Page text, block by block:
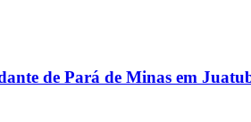
de Pará de Minas em